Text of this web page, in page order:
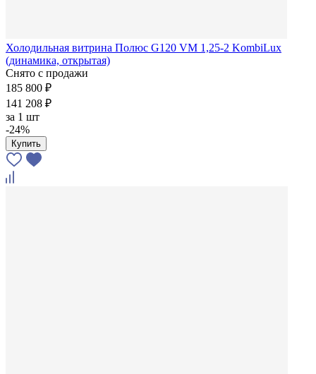
Холодильная витрина Полюс G120 VM 1,25-2 KombiLux
(динамика, открытая)
Снято с продажи
185 800 ₽
141 208 ₽
за 1 шт
-24%
Купить